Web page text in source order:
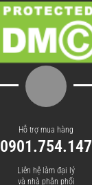
Hỗ trợ mua hàng
0901.754.147
Liên hệ làm đại lý
và nhà phân phối